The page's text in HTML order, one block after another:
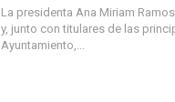
La presidenta Ana Miriam
y, junto con titulares de las
Ayuntamiento,...